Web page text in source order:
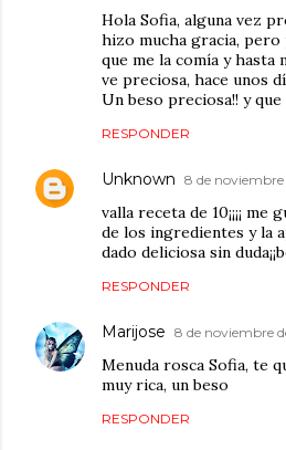
Hola Sofia, alguna vez
hizo mucha gracia,
que me la comía y hasta
ve preciosa, hace unos
Un beso preciosa!! y
RESPONDER
Unknown 8 de noviembre
valla receta de 10¡¡¡¡
de los ingredientes y la
dado deliciosa sin
RESPONDER
Marijose 8 de noviembre
Menuda rosca Sofia, te
muy rica, un beso
RESPONDER